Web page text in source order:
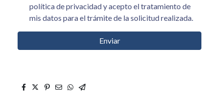
política de privacidad y acepto el tratamiento de
mis datos para el trámite de la solicitud realizada.
Enviar